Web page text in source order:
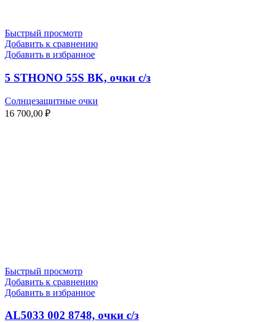
Быстрый просмотр
Добавить к сравнению
Добавить в избранное
5 STHONO 55S BK, очки с/з
Солнцезащитные очки
16 700,00 ₽
Быстрый просмотр
Добавить к сравнению
Добавить в избранное
AL5033 002 8748, очки с/з